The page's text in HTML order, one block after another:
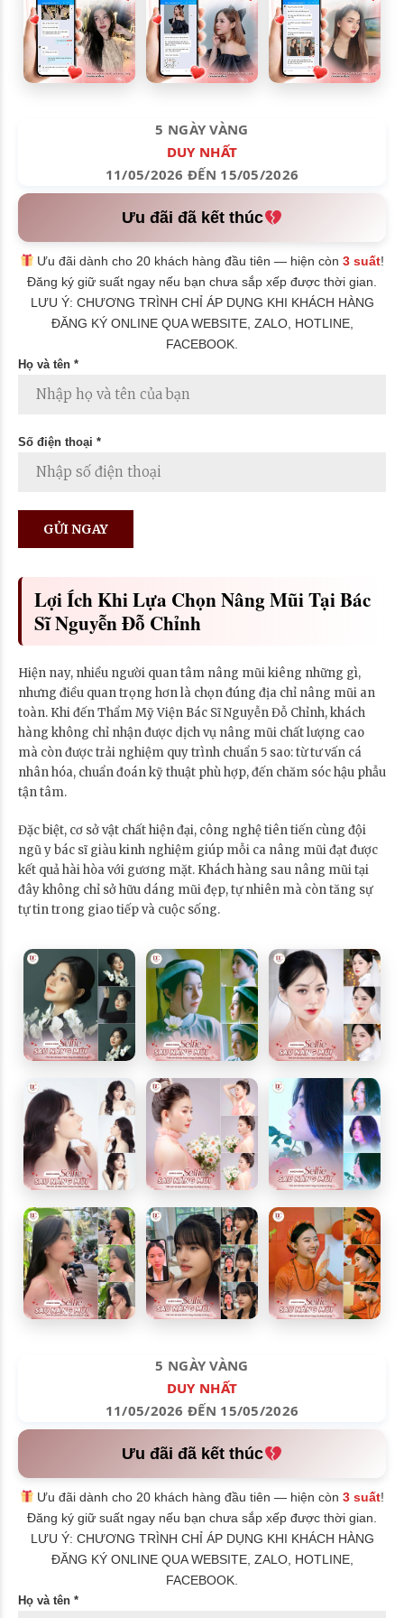
5 NGÀY VÀNG
DUY NHẤT
11/05/2026 ĐẾN 15/05/2026
Ưu đãi đã kết thúc
Ưu đãi dành cho 20 khách hàng đầu tiên — hiện còn3 suất!
Đăng ký giữ suất ngay nếu bạn chưa sắp xếp được thời gian.
LƯU Ý: CHƯƠNG TRÌNH CHỈ ÁP DỤNG KHI KHÁCH HÀNG
ĐĂNG KÝ ONLINE QUA WEBSITE, ZALO, HOTLINE,
FACEBOOK.
Họ và tên *
Số điện thoại *
Lợi Ích Khi Lựa Chọn Nâng Mũi Tại Bác
Sĩ Nguyễn Đỗ Chỉnh
Hiện nay, nhiều người quan tâm nâng mũi kiêng những gì,
nhưng điều quan trọng hơn là chọn đúng địa chỉ nâng mũi an
toàn. Khi đến Thẩm Mỹ Viện Bác Sĩ Nguyễn Đỗ Chỉnh, khách
hàng không chỉ nhận được dịch vụ nâng mũi chất lượng cao
mà còn được trải nghiệm quy trình chuẩn 5 sao: từ tư vấn cá
nhân hóa, chuẩn đoán kỹ thuật phù hợp, đến chăm sóc hậu phẫu
tận tâm.
Đặc biệt, cơ sở vật chất hiện đại, công nghệ tiên tiến cùng đội
ngũ y bác sĩ giàu kinh nghiệm giúp mỗi ca nâng mũi đạt được
kết quả hài hòa với gương mặt. Khách hàng sau nâng mũi tại
đây không chỉ sở hữu dáng mũi đẹp, tự nhiên mà còn tăng sự
tự tin trong giao tiếp và cuộc sống.
5 NGÀY VÀNG
DUY NHẤT
11/05/2026 ĐẾN 15/05/2026
Ưu đãi đã kết thúc
Ưu đãi dành cho 20 khách hàng đầu tiên — hiện còn3 suất!
Đăng ký giữ suất ngay nếu bạn chưa sắp xếp được thời gian.
LƯU Ý: CHƯƠNG TRÌNH CHỈ ÁP DỤNG KHI KHÁCH HÀNG
ĐĂNG KÝ ONLINE QUA WEBSITE, ZALO, HOTLINE,
FACEBOOK.
Họ và tên *